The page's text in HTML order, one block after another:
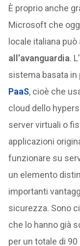
È proprio anche
Microsoft che
locale italiana
all’avanguardia.
sistema basata
PaaS, cioè che
cloud dello
server virtuali o
applicazioni
funzionare su
un elemento
importanti
sicurezza. Sono
che lo hanno già
per un totale di